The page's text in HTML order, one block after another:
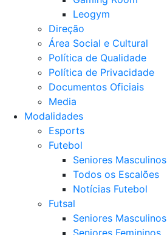
Leogym
Direção
Área Social e Cultural
Política de Qualidade
Política de Privacidade
Documentos Oficiais
Media
Modalidades
Esports
Futebol
Seniores Masculinos
Todos os Escalões
Notícias Futebol
Futsal
Seniores Masculinos
Seniores Femininos